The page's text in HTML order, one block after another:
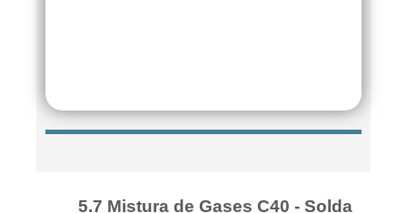
5.7 Mistura de Gases C40 - Solda